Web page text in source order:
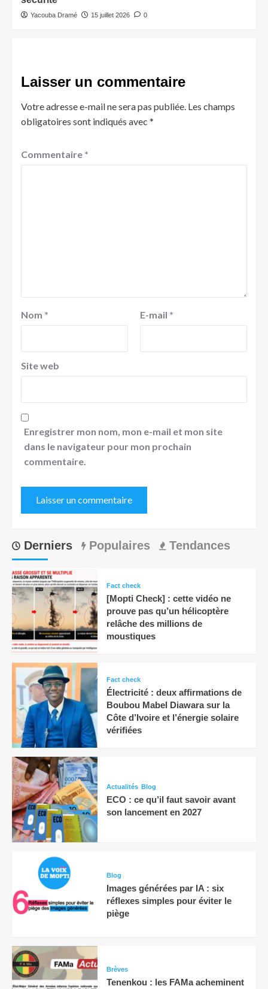
Yacouba Dramé 15 juillet 2026 0
Laisser un commentaire
Votre adresse e-mail ne sera pas publiée. Les champs
obligatoires sont indiqués avec *
Commentaire *
Nom * E-mail *
Site web
Enregistrer mon nom, mon e-mail et mon site
dans le navigateur pour mon prochain
commentaire.
Derniers Populaires Tendances
Fact check
[Mopti Check] : cette vidéo ne
prouve pas qu’un hélicoptère
relâche des millions de
moustiques
Fact check
Électricité : deux affirmations de
Boubou Mabel Diawara sur la
Côte d’Ivoire et l’énergie solaire
vérifiées
Actualités Blog
ECO : ce qu’il faut savoir avant
son lancement en 2027
Blog
Images générées par IA : six
réflexes simples pour éviter le
piège
Brèves
Tenenkou : les FAMa acheminent